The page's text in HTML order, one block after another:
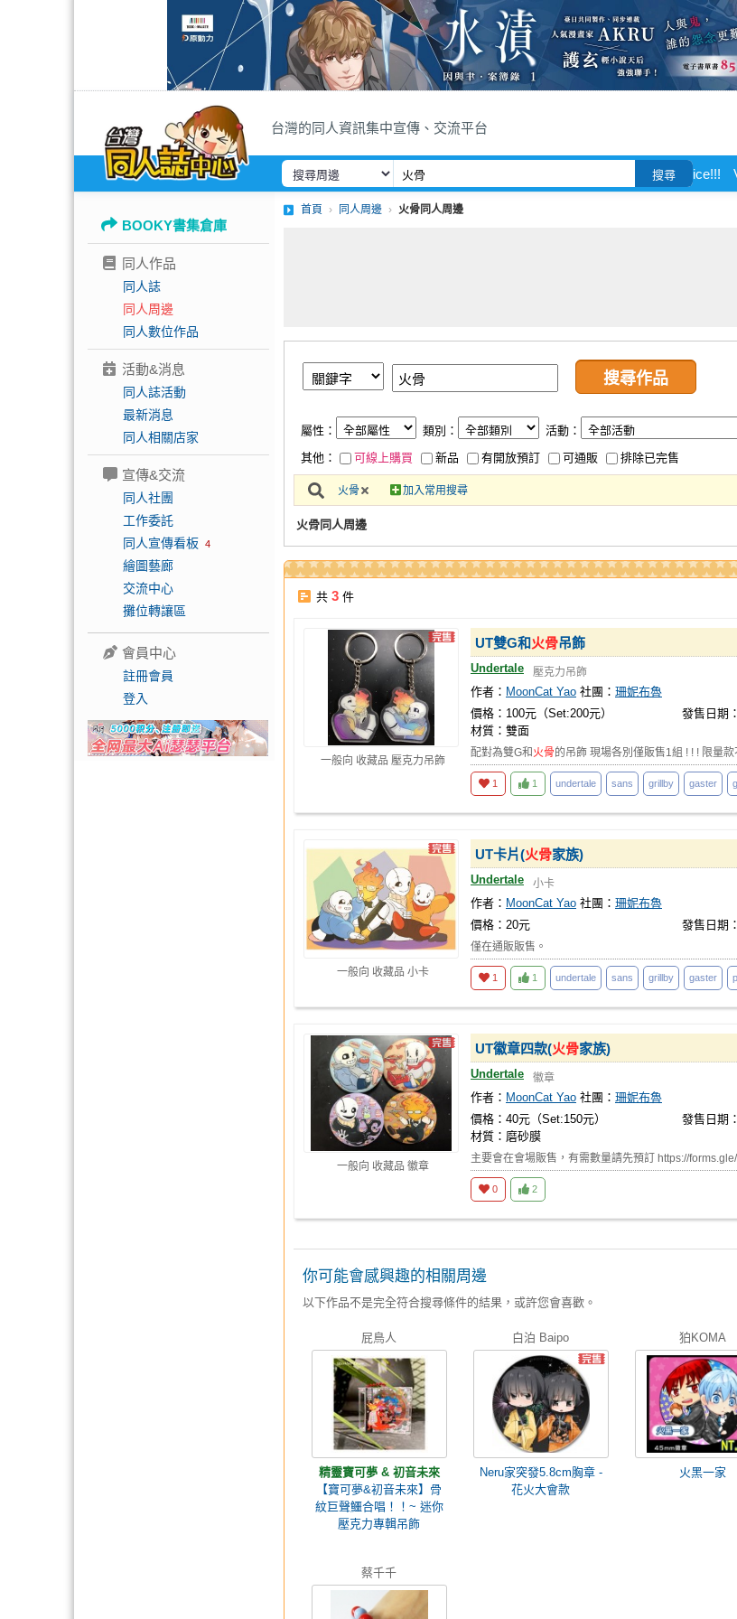
台灣的同人資訊集中宣傳、交流平台
搜尋 ice!!!
BOOKY書集倉庫
同人作品
同人誌
同人周邊
同人數位作品
活動&消息
同人誌活動
最新消息
同人相關店家
宣傳&交流
同人社團
工作委託
同人宣傳看板 4
繪圖藝廊
交流中心
攤位轉讓區
會員中心
註冊會員
登入
首頁 同人周邊 火骨同人周邊
屬性： 類別：
活動：
其他：
可線上購買 新品 有開放預訂 可通販 排除已完售
火骨 加入常用搜尋
火骨同人周邊
共 3 件
一般向 收藏品 壓克力吊飾
UT雙G和火骨吊飾
Undertale 壓克力吊飾
作者： MoonCat Yao 社團： 珊妮布魯
價格：100元（Set:200元）
發售日期
材質：雙面
配對為雙G和 火骨的吊飾 現場各別僅販售1組 ! ! ! 限量
1 1 undertale sans grillby gaster
一般向 收藏品 小卡
UT卡片(火骨家族)
Undertale 小卡
作者： MoonCat Yao 社團： 珊妮布魯
價格：20元
發售日期
僅在通販販售。
1 1 undertale sans grillby gaster
一般向 收藏品 徽章
UT徽章四款(火骨家族)
Undertale 徽章
作者： MoonCat Yao 社團： 珊妮布魯
價格：40元（Set:150元）
發售日期
材質：磨砂膜
主要會在會場販售，有需數量請先預訂 https://
0 2
你可能會感興趣的相關周邊
以下作品不是完全符合搜尋條件的結果，或許您會喜歡。
屁鳥人
精靈寶可夢 & 初音未來
【寶可夢&初音未來】骨
紋巨聲鱷合唱！！~ 迷你
壓克力專輯吊飾
白泊 Baipo
Neru家突發5.8cm胸章 -
花火大會款
狛KOMA
火黑一家
蔡千千